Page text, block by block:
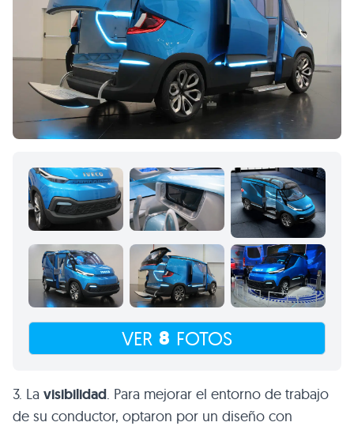
VER 8 FOTOS
3. La visibilidad . Para mejorar el entorno de trabajo
de su conductor, optaron por un diseño con